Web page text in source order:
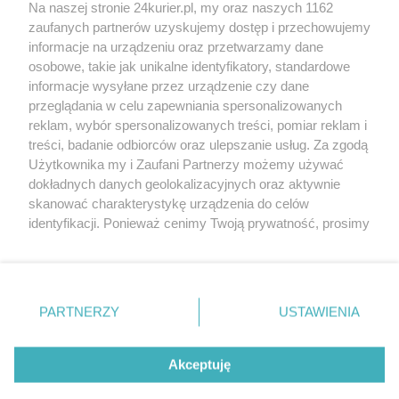
Chca podwyżek dla dyrektorów szkół
Doświadczą świata
POGODA
24℃
Zobacz prognozę na 3 dni
Copyright © 2022 Kurier Szczeciński sp. z o.o.
Wszelkie prawa zastrzeżone
Nota wydawnicza
Nota prawna
Polityka prywatności
Reklama
Na naszej stronie 24kurier.pl, my oraz naszych 1162
zaufanych partnerów uzyskujemy dostęp i przechowujemy
informacje na urządzeniu oraz przetwarzamy dane
osobowe, takie jak unikalne identyfikatory, standardowe
informacje wysyłane przez urządzenie czy dane
przeglądania w celu zapewniania spersonalizowanych
reklam, wybór spersonalizowanych treści, pomiar reklam i
treści, badanie odbiorców oraz ulepszanie usług. Za zgodą
Użytkownika my i Zaufani Partnerzy możemy używać
dokładnych danych geolokalizacyjnych oraz aktywnie
skanować charakterystykę urządzenia do celów
identyfikacji. Ponieważ cenimy Twoją prywatność, prosimy
prywatności znajdujący się w lewym dolnym rogu strony
. Niektóre rodzaje przetwarzania danych nie wymagają
takiemu przetwarzaniu. Preferencje będą miały
zastosowania tylko na tej witrynie.
PARTNERZY USTAWIENIA
Akceptuję